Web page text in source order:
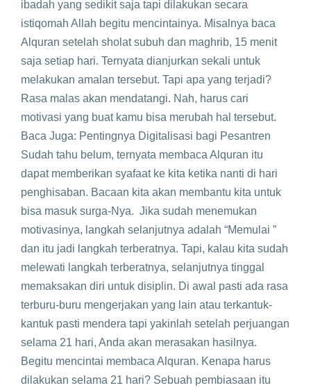
ibadah yang sedikit saja tapi dilakukan secara
istiqomah Allah begitu mencintainya. Misalnya baca
Alquran setelah sholat subuh dan maghrib, 15 menit
saja setiap hari. Ternyata dianjurkan sekali untuk
melakukan amalan tersebut. Tapi apa yang terjadi?
Rasa malas akan mendatangi. Nah, harus cari
motivasi yang buat kamu bisa merubah hal tersebut.
Baca Juga: Pentingnya Digitalisasi bagi Pesantren
Sudah tahu belum, ternyata membaca Alquran itu
dapat memberikan syafaat ke kita ketika nanti di hari
penghisaban. Bacaan kita akan membantu kita untuk
bisa masuk surga-Nya. Jika sudah menemukan
motivasinya, langkah selanjutnya adalah “Memulai ”
dan itu jadi langkah terberatnya. Tapi, kalau kita sudah
melewati langkah terberatnya, selanjutnya tinggal
memaksakan diri untuk disiplin. Di awal pasti ada rasa
terburu-buru mengerjakan yang lain atau terkantuk-
kantuk pasti mendera tapi yakinlah setelah perjuangan
selama 21 hari, Anda akan merasakan hasilnya.
Begitu mencintai membaca Alquran. Kenapa harus
dilakukan selama 21 hari? Sebuah pembiasaan itu